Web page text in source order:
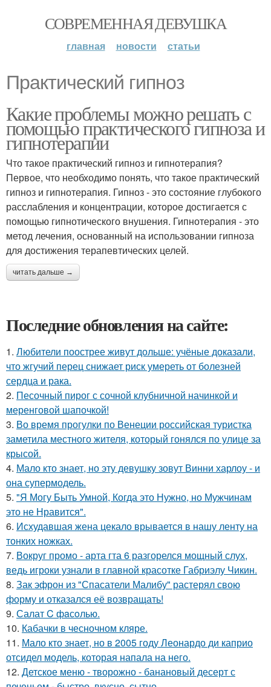
СОВРЕМЕННАЯ ДЕВУШКА
главная новости статьи
Практический гипноз
Какие проблемы можно решать с
помощью практического гипноза и
гипнотерапии
Что такое практический гипноз и гипнотерапия?
Первое, что необходимо понять, что такое практический
гипноз и гипнотерапия. Гипноз - это состояние глубокого
расслабления и концентрации, которое достигается с
помощью гипнотического внушения. Гипнотерапия - это
метод лечения, основанный на использовании гипноза
для достижения терапевтических целей.
читать дальше →
Последние обновления на сайте:
1. Любители поострее живут дольше: учёные доказали,
что жгучий перец снижает риск умереть от болезней
сердца и рака.
2. Песочный пирог с сочной клубничной начинкой и
меренговой шапочкой!
3. Во время прогулки по Венеции российская туристка
заметила местного жителя, который гонялся по улице за
крысой.
4. Мало кто знает, но эту девушку зовут Винни харлоу - и
она супермодель.
5. "Я Могу Быть Умной, Когда это Нужно, но Мужчинам
это не Нравится".
6. Исхудавшая жена цекало врывается в нашу ленту на
тонких ножках.
7. Вокруг промо - арта гта 6 разгорелся мощный слух,
ведь игроки узнали в главной красотке Габриэлу Чикин.
8. Зак эфрон из "Спасатели Малибу" растерял свою
форму и отказался её возвращать!
9. Салат C фaсoлью.
10. Кабачки в чесночном кляре.
11. Мало кто знает, но в 2005 году Леонардо ди каприо
отсидел модель, которая напала на него.
12. Детское меню - творожно - банановый десерт с